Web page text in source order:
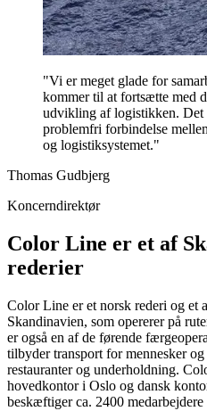
"Vi er meget glade for
kommer til at fortsætte med
udvikling af logistikken. Det
problemfri forbindelse
og logistiksystemet."
Thomas Gudbjerg
Koncerndirektør
Color Line er et af
rederier
Color Line er et norsk rederi og et
Skandinavien, som opererer på
er også en af de førende
tilbyder transport for mennesker
restauranter og underholdning.
hovedkontor i Oslo og dansk
beskæftiger ca. 2400